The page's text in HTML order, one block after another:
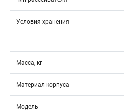
Условия хранения
Масса, кг
Материал корпуса
Модель